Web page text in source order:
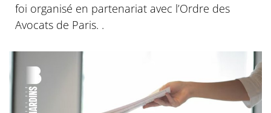
foi organisé en partenariat avec l’Ordre des
Avocats de Paris. .